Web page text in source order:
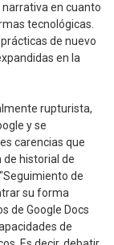
en cuanto
tecnológicas.
de nuevo
en la
rupturista,
y se
carencias que
historial de
de
su forma
de Google Docs
de